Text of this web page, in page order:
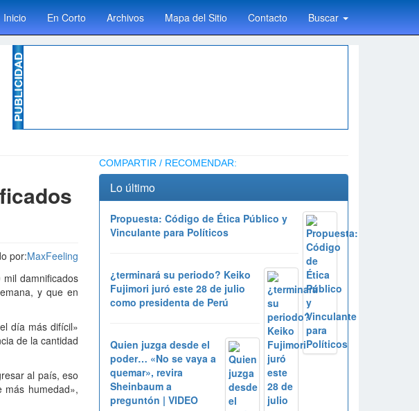
Inicio En Corto Archivos Mapa del Sitio Contacto Buscar
por:MaxFeeling
damnificados
y que en
día más difícil»
de la cantidad
al país, eso
humedad»,
COMPARTIR / RECOMENDAR:
Lo último
Propuesta: Código de Ética Público y
Vinculante para Políticos
¿terminará su periodo? Keiko
Fujimori juró este 28 de julio
como presidenta de Perú
Quien juzga desde el
poder… «No se vaya a
quemar», revira
Sheinbaum a
preguntón | VIDEO